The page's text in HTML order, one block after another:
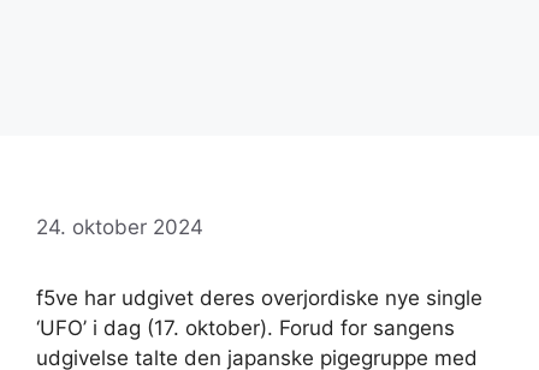
24. oktober 2024
f5ve har udgivet deres overjordiske nye single
‘UFO’ i dag (17. oktober). Forud for sangens
udgivelse talte den japanske pigegruppe med